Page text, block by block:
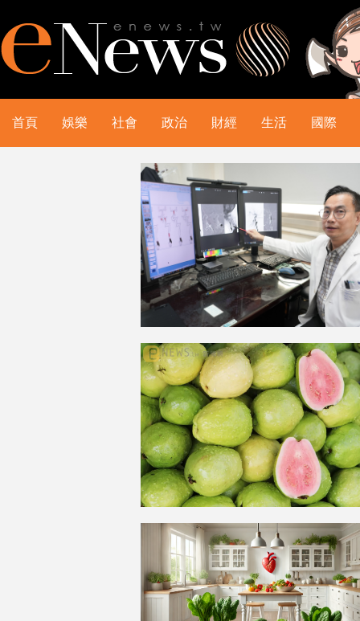
首頁 娛樂 社會 政治 財經 生活 國際